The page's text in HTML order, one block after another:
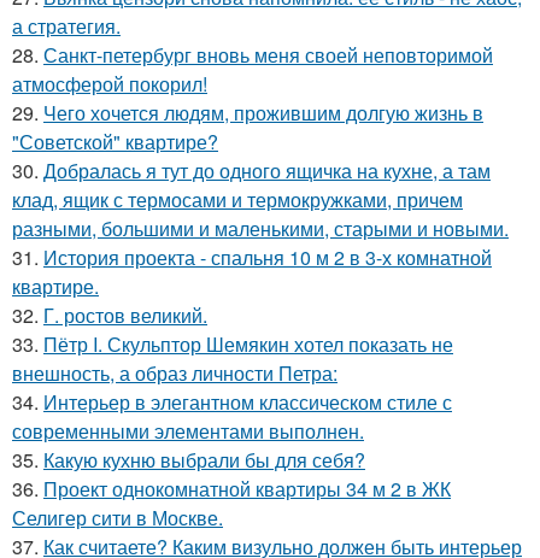
а стратегия.
28. Санкт-петербург вновь меня своей неповторимой
атмосферой покорил!
29. Чего хочется людям, прожившим долгую жизнь в
"Советской" квартире?
30. Добралась я тут до одного ящичка на кухне, а там
клад, ящик с термосами и термокружками, причем
разными, большими и маленькими, старыми и новыми.
31. История проекта - спальня 10 м 2 в 3-х комнатной
квартире.
32. Г. ростов великий.
33. Пётр I. Скульптор Шемякин хотел показать не
внешность, а образ личности Петра:
34. Интерьер в элегантном классическом стиле с
современными элементами выполнен.
35. Какую кухню выбрали бы для себя?
36. Проект однокомнатной квартиры 34 м 2 в ЖК
Селигер сити в Москве.
37. Как считаете? Каким визульно должен быть интерьер